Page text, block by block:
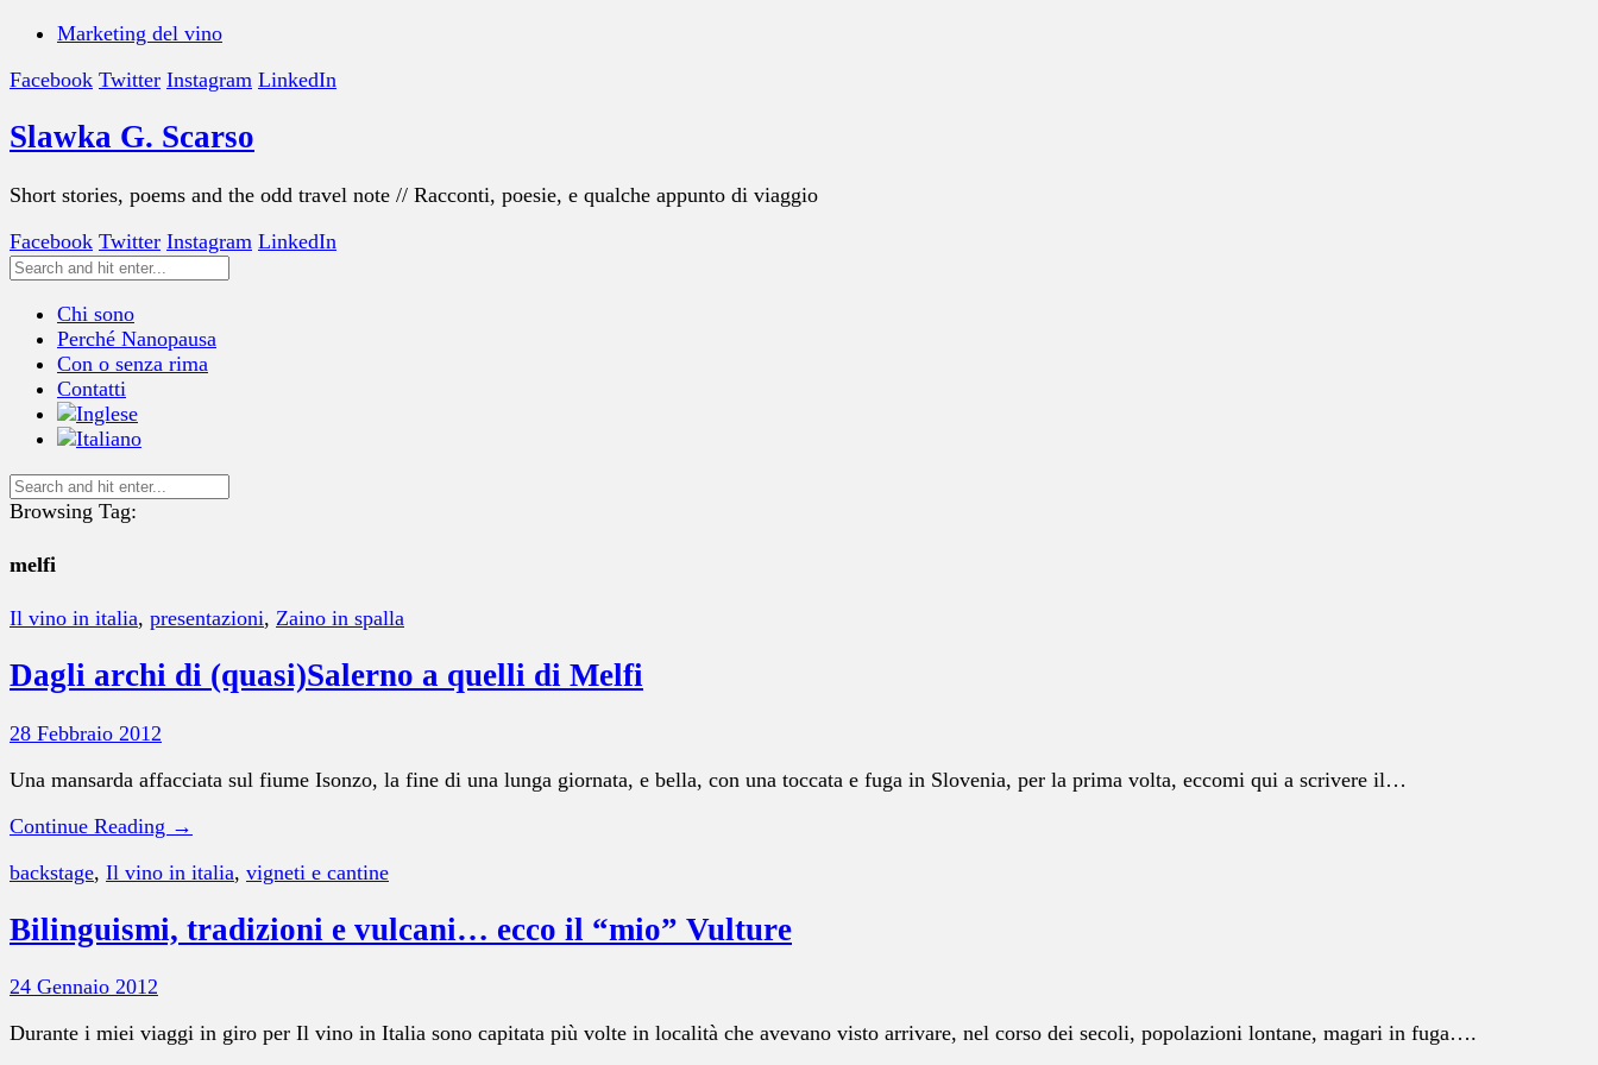
Marketing del vino
Facebook Twitter Instagram LinkedIn
Slawka G. Scarso
Short stories, poems and the odd travel note // Racconti, poesie, e qualche appunto di viaggio
Facebook Twitter Instagram LinkedIn
Chi sono
Perché Nanopausa
Con o senza rima
Contatti
Browsing Tag:
melfi
Il vino in italia, presentazioni, Zaino in spalla
Dagli archi di (quasi)Salerno a quelli di Melfi
28 Febbraio 2012
Una mansarda affacciata sul fiume Isonzo, la fine di una lunga giornata, e bella, con una toccata e fuga in Slovenia, per la prima volta, eccomi qui a scrivere il…
Continue Reading →
backstage, Il vino in italia, vigneti e cantine
Bilinguismi, tradizioni e vulcani… ecco il “mio” Vulture
24 Gennaio 2012
Durante i miei viaggi in giro per Il vino in Italia sono capitata più volte in località che avevano visto arrivare, nel corso dei secoli, popolazioni lontane, magari in fuga….